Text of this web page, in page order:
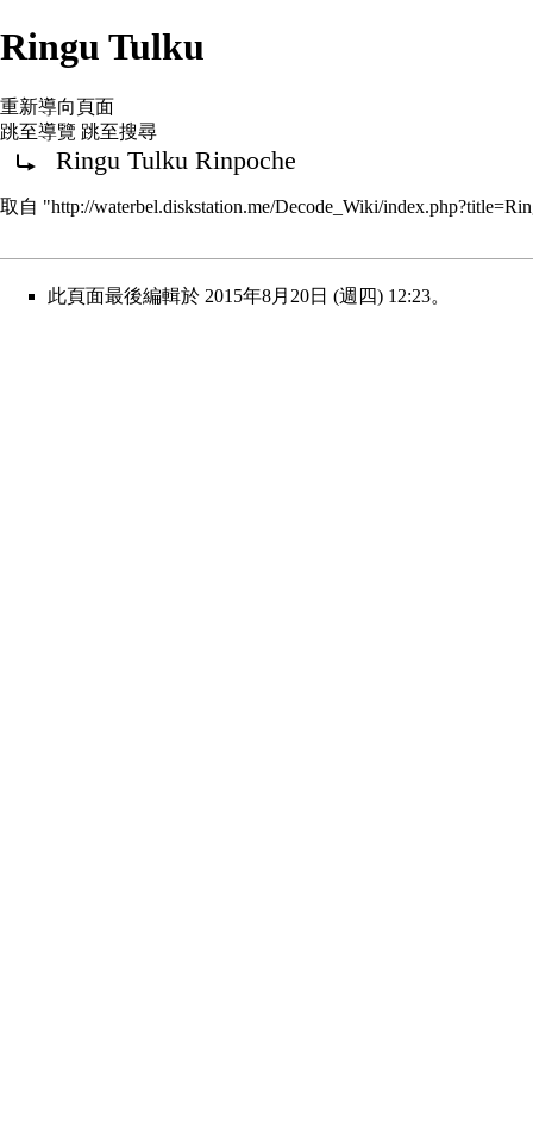
Ringu Tulku
重新導向頁面
跳至導覽 跳至搜尋
重新導向至：
Ringu Tulku Rinpoche
取自 "http://waterbel.diskstation.me/Decode_Wiki/
此頁面最後編輯於 2015年8月20日 (週四) 12:23。